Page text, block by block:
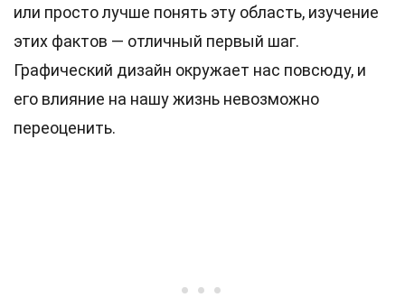
или просто лучше понять эту область, изучение
этих фактов — отличный первый шаг.
Графический дизайн окружает нас повсюду, и
его влияние на нашу жизнь невозможно
переоценить.